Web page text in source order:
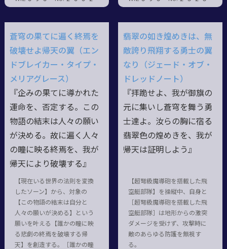
蒼穹の果てに遍く終焉を
破壊せよ帰天の翼（エン
ドブレイカー・タイプ・
メリアグレース）
『企みの果てに導かれた
運命を、否定する。この
物語の結末は人々の願い
が決める。故に遍く人々
の瞳に映る終焉を、我が
帰天により破壊する』
【現在いる世界の法則を変換
したソーン】から、対象の
【この物語の結末は自分と
人々の願いが決める】という
願いを叶える【誰かの瞳に映
る悲劇の終焉を破壊する帰
天】を創造する。［誰かの瞳
翡翠の如き煌めきは、無
敵誇り飛翔する勇士の翼
なり（ジェード・オブ・
ドレッドノート）
『拝跪せよ、我が御旗の
元に集いし蒼穹を舞う勇
士達よ。汝らの胸に宿る
翡翠色の煌めきを、我が
帰天は証明しよう』
【超弩級魔導砲を搭載した飛
空艇部隊】を操縦中、自身と
［超弩級魔導砲を搭載した飛
空艇部隊］は地形からの激突
ダメージを受けず、攻撃時に
敵のあらゆる防護を無視す
る。